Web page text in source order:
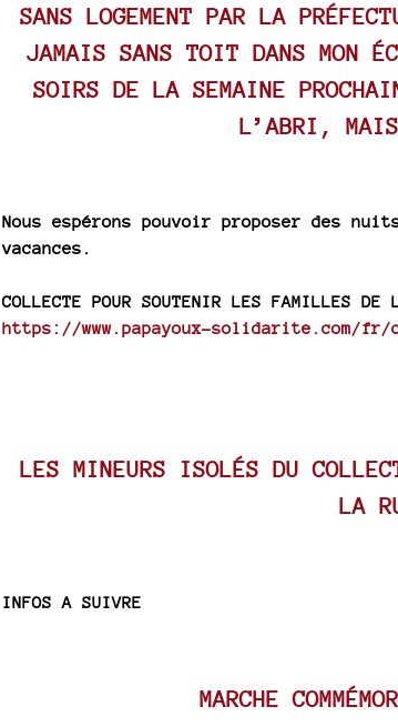
SANS LOGEMENT PAR LA
JAMAIS SANS TOIT DANS MON
SOIRS DE LA SEMAINE
L’ABRI,
Nous espérons pouvoir proposer des
vacances.
COLLECTE POUR SOUTENIR LES FAMILLES DE
https://www.papayoux-solidarite.com/
LES MINEURS ISOLÉS DU
LA
INFOS A SUIVRE
MARCHE